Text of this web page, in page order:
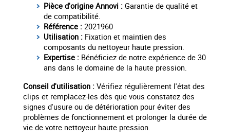
Pièce d'origine Annovi : Garantie de qualité et
de compatibilité.
Référence : 2021960
Utilisation : Fixation et maintien des
composants du nettoyeur haute pression.
Expertise : Bénéficiez de notre expérience de 30
ans dans le domaine de la haute pression.
Conseil d'utilisation : Vérifiez régulièrement l'état des
clips et remplacez-les dès que vous constatez des
signes d'usure ou de détérioration pour éviter des
problèmes de fonctionnement et prolonger la durée de
vie de votre nettoyeur haute pression.